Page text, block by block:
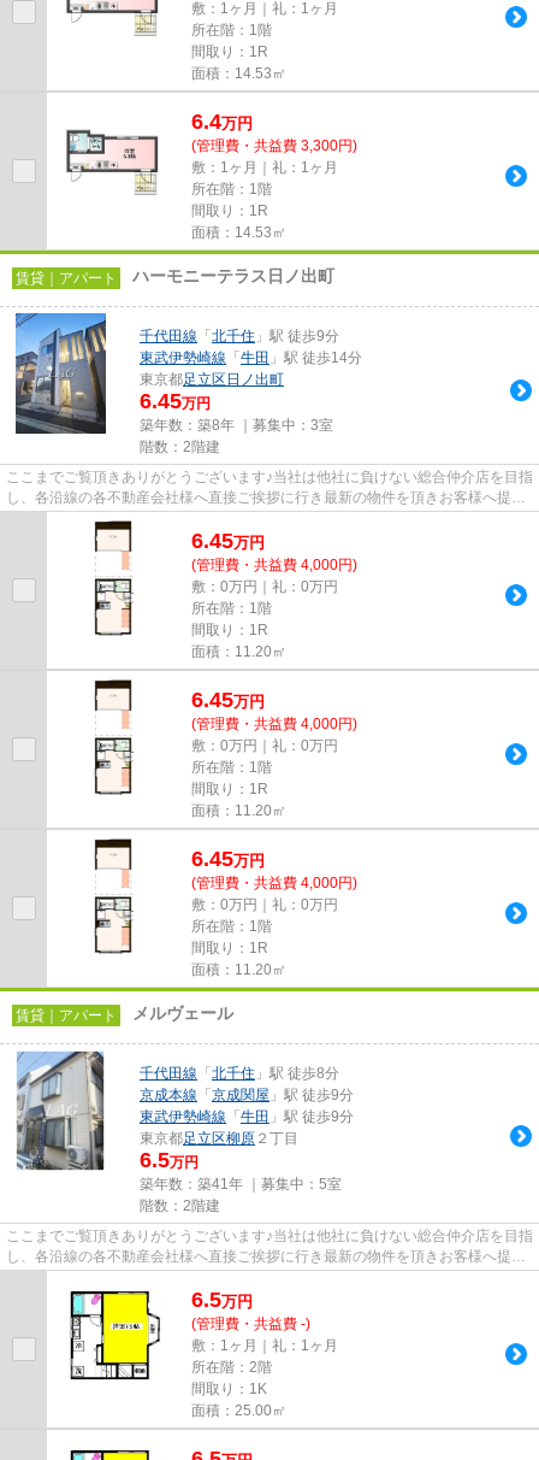
敷：1ヶ月｜礼：1ヶ月
所在階：1階
間取り：1R
面積：14.53㎡
6.4万円
(管理費・共益費 3,300円)
敷：1ヶ月｜礼：1ヶ月
所在階：1階
間取り：1R
面積：14.53㎡
賃貸｜アパート ハーモニーテラス日ノ出町
千代田線 「 北千住 」駅 徒歩9分
東武伊勢崎線 「 牛田 」駅 徒歩14分
東京都足立区 日ノ出町
6.45万円
築年数：築8年 ｜募集中： 3室
階数：2階建
ここまでご覧頂きありがとうございます♪当社は他社に負けない総合仲介店を目指
し、各沿線の各不動産会社様へ直接ご挨拶に行き最新の物件を頂きお客様へ提供
しております！最新の情報は...
6.45万円
(管理費・共益費 4,000円)
敷：0万円｜礼：0万円
所在階：1階
間取り：1R
面積：11.20㎡
6.45万円
(管理費・共益費 4,000円)
敷：0万円｜礼：0万円
所在階：1階
間取り：1R
面積：11.20㎡
6.45万円
(管理費・共益費 4,000円)
敷：0万円｜礼：0万円
所在階：1階
間取り：1R
面積：11.20㎡
賃貸｜アパート メルヴェール
千代田線 「 北千住 」駅 徒歩8分
京成本線 「 京成関屋 」駅 徒歩9分
東武伊勢崎線 「 牛田 」駅 徒歩9分
東京都足立区柳原 ２丁目
6.5万円
築年数：築41年 ｜募集中： 5室
階数：2階建
ここまでご覧頂きありがとうございます♪当社は他社に負けない総合仲介店を目指
し、各沿線の各不動産会社様へ直接ご挨拶に行き最新の物件を頂きお客様へ提供
6.5万円
(管理費・共益費 -)
敷：1ヶ月｜礼：1ヶ月
所在階：2階
間取り：1K
面積：25.00㎡